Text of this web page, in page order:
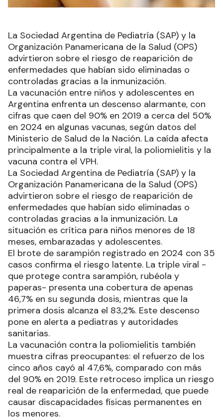
La Sociedad Argentina de Pediatría (SAP) y la
Organización Panamericana de la Salud (OPS)
advirtieron sobre el riesgo de reaparición de
enfermedades que habían sido eliminadas o
controladas gracias a la inmunización.
La vacunación entre niños y adolescentes en
Argentina enfrenta un descenso alarmante, con
cifras que caen del 90% en 2019 a cerca del 50%
en 2024 en algunas vacunas, según datos del
Ministerio de Salud de la Nación. La caída afecta
principalmente a la triple viral, la poliomielitis y la
vacuna contra el VPH.
La Sociedad Argentina de Pediatría (SAP) y la
Organización Panamericana de la Salud (OPS)
advirtieron sobre el riesgo de reaparición de
enfermedades que habían sido eliminadas o
controladas gracias a la inmunización. La
situación es crítica para niños menores de 18
meses, embarazadas y adolescentes.
El brote de sarampión registrado en 2024 con 35
casos confirma el riesgo latente. La triple viral -
que protege contra sarampión, rubéola y
paperas- presenta una cobertura de apenas
46,7% en su segunda dosis, mientras que la
primera dosis alcanza el 83,2%. Este descenso
pone en alerta a pediatras y autoridades
sanitarias.
La vacunación contra la poliomielitis también
muestra cifras preocupantes: el refuerzo de los
cinco años cayó al 47,6%, comparado con más
del 90% en 2019. Este retroceso implica un riesgo
real de reaparición de la enfermedad, que puede
causar discapacidades físicas permanentes en
los menores.